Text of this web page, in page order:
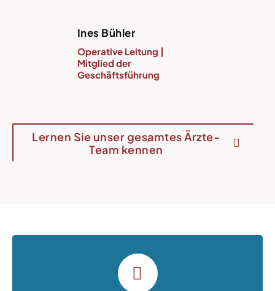
Ines Bühler
Operative Leitung |
Mitglied der
Geschäftsführung
Lernen Sie unser gesamtes Ärzte-
Team kennen